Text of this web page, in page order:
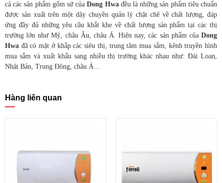
cả các sản phẩm gốm sứ củaDong Hwađều là những sản phẩm tiêu chuẩn
được sản xuất trên một dây chuyền quản lý chặt chẽ về chất lượng, đáp
ứng đầy đủ những yêu cầu khắt khe về chất lượng sản phẩm tại các thị
trường lớn như Mỹ, châu Âu, châu Á. Hiện nay, các sản phẩm của Dong
Hwa đã có mặt ở khắp các siêu thị, trung tâm mua sắm, kênh truyền hình
mua sắm và xuất khẩu sang nhiều thị trường khác nhau như: Đài Loan,
Nhật Bản, Trung Đông, châu Á…
Hàng liên quan